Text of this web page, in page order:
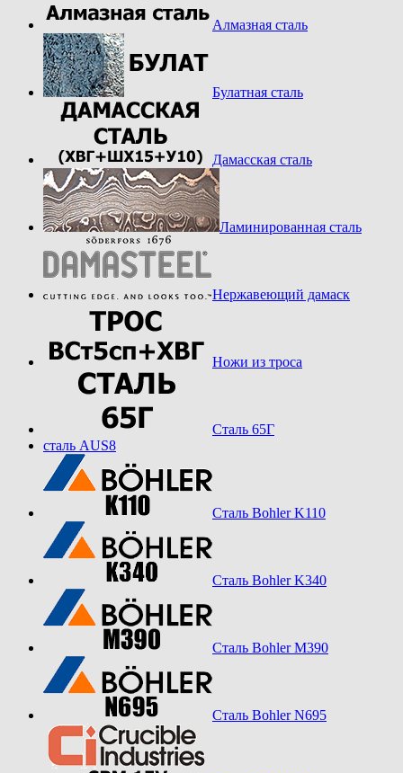
Алмазная сталь
Булатная сталь
Дамасская сталь
Ламинированная сталь
Нержавеющий дамаск
Ножи из троса
Сталь 65Г
сталь AUS8
Сталь Bohler K110
Сталь Bohler K340
Сталь Bohler M390
Сталь Bohler N695